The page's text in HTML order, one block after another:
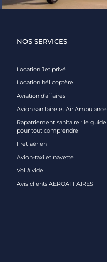
NOS SERVICES
Location Jet privé
Location hélicoptère
Aviation d’affaires
Avion sanitaire et Air Ambulance
Rapatriement sanitaire : le guide
pour tout comprendre
Fret aérien
Avion-taxi et navette
Vol à vide
Avis clients AEROAFFAIRES